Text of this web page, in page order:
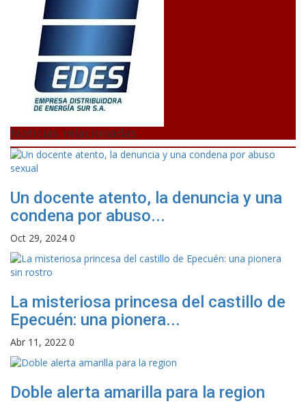
Noticias relacionadas
Un docente atento, la denuncia y una
condena por abuso...
Oct 29, 2024 0
La misteriosa princesa del castillo de
Epecuén: una pionera...
Abr 11, 2022 0
Doble alerta amarilla para la region